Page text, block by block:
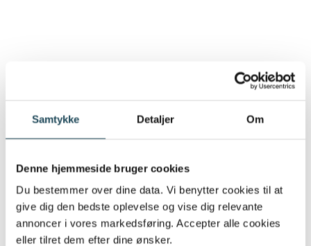
Samtykke Detaljer Om
Denne hjemmeside bruger cookies
Du bestemmer over dine data. Vi benytter cookies til at
give dig den bedste oplevelse og vise dig relevante
annoncer i vores markedsføring. Accepter alle cookies
eller tilret dem efter dine ønsker.